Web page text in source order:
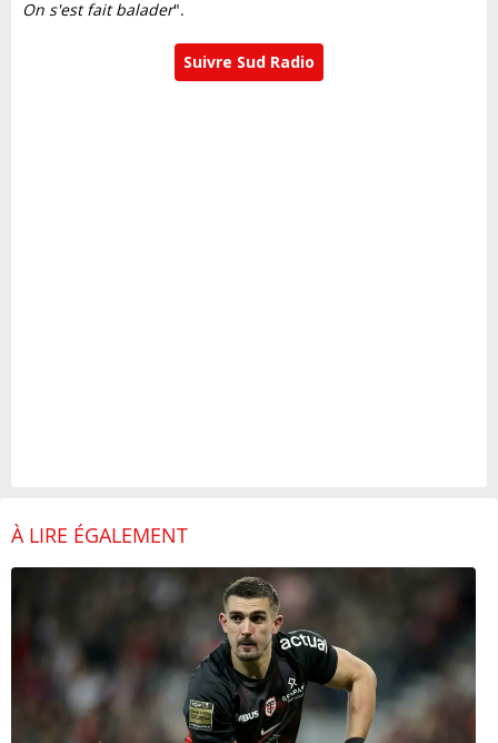
On s'est fait balader".
Suivre Sud Radio
À LIRE ÉGALEMENT